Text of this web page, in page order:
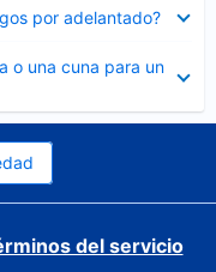
por adelantado?
o una cuna para un
del servicio